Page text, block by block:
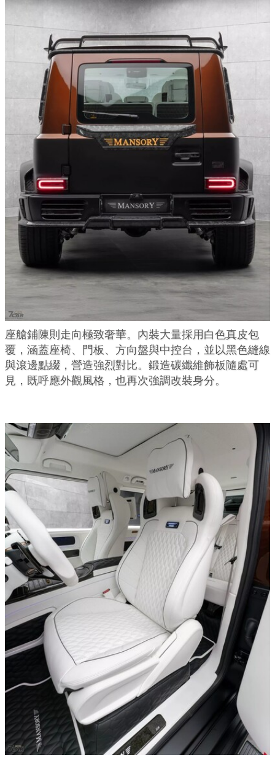
座艙鋪陳則走向極致奢華。內裝大量採用白色真皮包
覆，涵蓋座椅、門板、方向盤與中控台，並以黑色縫線
與滾邊點綴，營造強烈對比。鍛造碳纖維飾板隨處可
見，既呼應外觀風格，也再次強調改裝身分。